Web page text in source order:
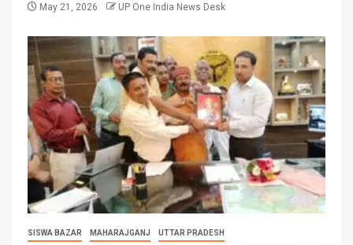
May 21, 2026 UP One India News Desk
SISWA BAZAR MAHARAJGANJ UTTAR PRADESH